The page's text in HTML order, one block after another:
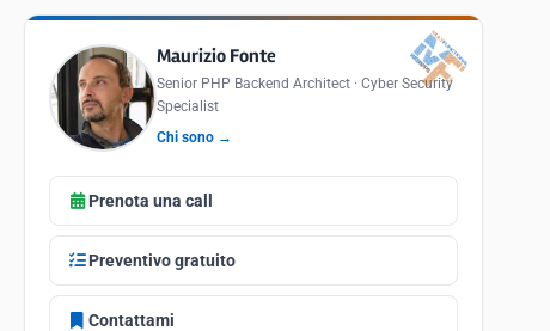
Maurizio Fonte
Senior PHP Backend Architect · Cyber Security
Specialist
Chi sono →
Prenota una call
Preventivo gratuito
Contattami